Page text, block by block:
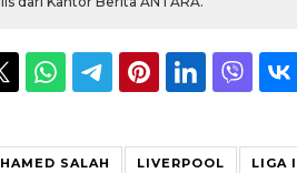
SALAH LIVERPOOL LIGA